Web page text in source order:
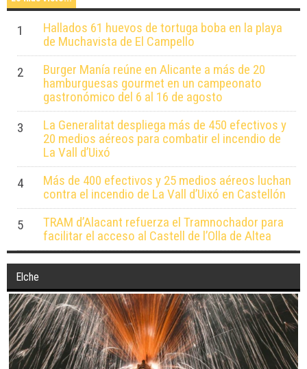
1
Hallados 61 huevos de tortuga boba en la playa
de Muchavista de El Campello
2
Burger Manía reúne en Alicante a más de 20
hamburguesas gourmet en un campeonato
gastronómico del 6 al 16 de agosto
3
La Generalitat despliega más de 450 efectivos y
20 medios aéreos para combatir el incendio de
La Vall d’Uixó
4
Más de 400 efectivos y 25 medios aéreos luchan
contra el incendio de La Vall d’Uixó en Castellón
5
TRAM d’Alacant refuerza el Tramnochador para
facilitar el acceso al Castell de l’Olla de Altea
Elche